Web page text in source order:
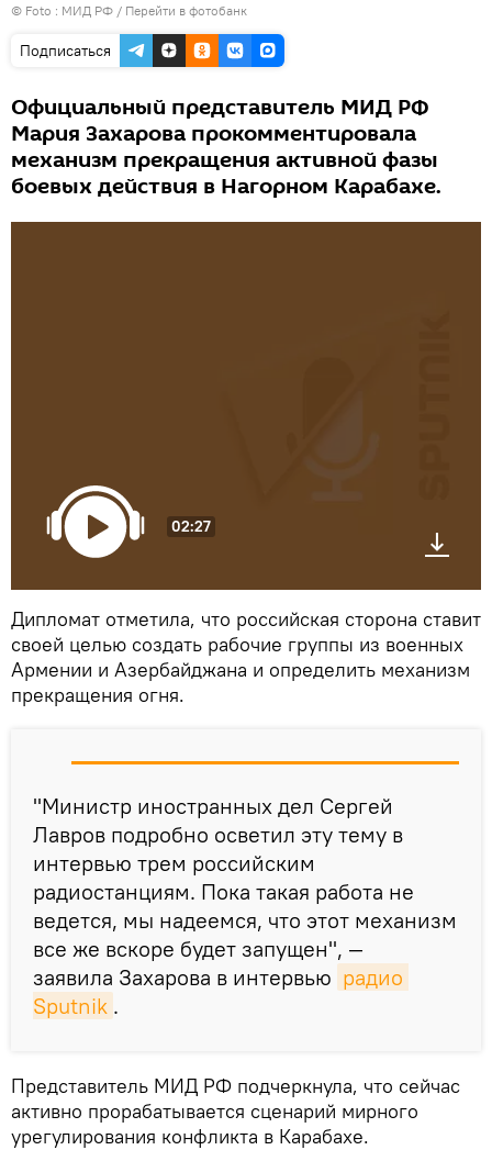
© Foto : МИД РФ / Перейти в фотобанк
Подписаться
Официальный представитель МИД РФ
Мария Захарова прокомментировала
механизм прекращения активной фазы
боевых действия в Нагорном Карабахе.
02:27
Дипломат отметила, что российская сторона ставит
своей целью создать рабочие группы из военных
Армении и Азербайджана и определить механизм
прекращения огня.
"Министр иностранных дел Сергей
Лавров подробно осветил эту тему в
интервью трем российским
радиостанциям. Пока такая работа не
ведется, мы надеемся, что этот механизм
все же вскоре будет запущен", —
заявила Захарова в интервью радио
Sputnik .
Представитель МИД РФ подчеркнула, что сейчас
активно прорабатывается сценарий мирного
урегулирования конфликта в Карабахе.